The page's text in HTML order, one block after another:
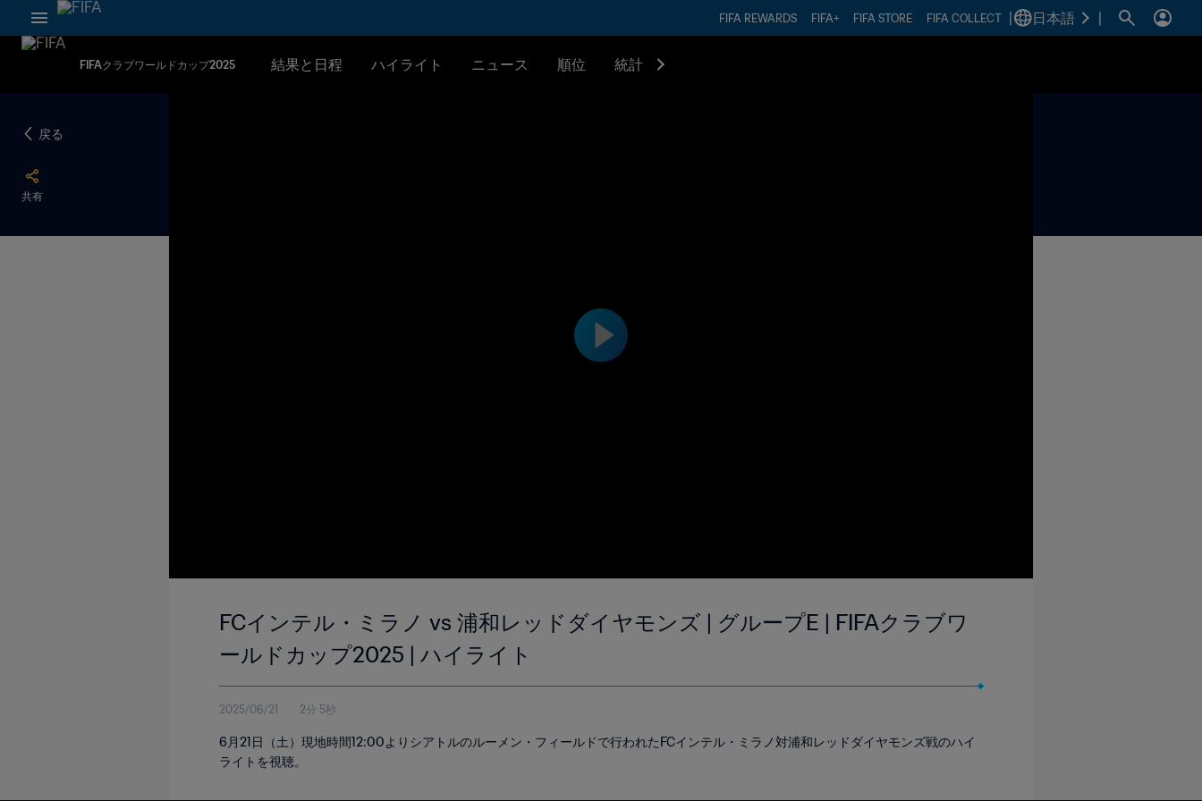
FIFA REWARDS FIFA+ FIFA STORE FIFA COLLECT 日本語
FIFAクラブワールドカップ2025 結果と日程 ハイライト ニュース 順位 統計
戻る
共有
FCインテル・ミラノ vs 浦和レッドダイヤモンズ | グループE | FIFAクラブワ
ールドカップ2025 | ハイライト
2025/06/21 2分 5秒
6月21日（土）現地時間12:00よりシアトルのルーメン・フィールドで行われたFCインテル・ミラノ対浦和レッドダイヤモンズ戦のハイ
ライトを視聴。